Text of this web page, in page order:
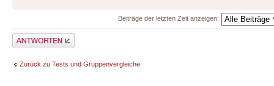
Beiträge der letzten Zeit anzeigen:
Antwort erstellen
Zurück zu Tests und Gruppenvergleiche